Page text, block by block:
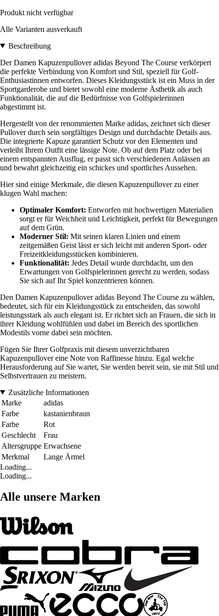
Produkt nicht verfügbar
Alle Varianten ausverkauft
Beschreibung
Der Damen Kapuzenpullover adidas Beyond The Course verkörpert
die perfekte Verbindung von Komfort und Stil, speziell für Golf-
Enthusiastinnen entworfen. Dieses Kleidungsstück ist ein Muss in der
Sportgarderobe und bietet sowohl eine moderne Ästhetik als auch
Funktionalität, die auf die Bedürfnisse von Golfspielerinnen
abgestimmt ist.
Hergestellt von der renommierten Marke adidas, zeichnet sich dieser
Pullover durch sein sorgfältiges Design und durchdachte Details aus.
Die integrierte Kapuze garantiert Schutz vor den Elementen und
verleiht Ihrem Outfit eine lässige Note. Ob auf dem Platz oder bei
einem entspannten Ausflug, er passt sich verschiedenen Anlässen an
und bewahrt gleichzeitig ein schickes und sportliches Aussehen.
Hier sind einige Merkmale, die diesen Kapuzenpullover zu einer
klugen Wahl machen:
Optimaler Komfort: Entworfen mit hochwertigen Materialien
sorgt er für Weichheit und Leichtigkeit, perfekt für Bewegungen
auf dem Grün.
Moderner Stil: Mit seinen klaren Linien und einem
zeitgemäßen Geist lässt er sich leicht mit anderen Sport- oder
Freizeitkleidungsstücken kombinieren.
Funktionalität: Jedes Detail wurde durchdacht, um den
Erwartungen von Golfspielerinnen gerecht zu werden, sodass
Sie sich auf Ihr Spiel konzentrieren können.
Den Damen Kapuzenpullover adidas Beyond The Course zu wählen,
bedeutet, sich für ein Kleidungsstück zu entscheiden, das sowohl
leistungsstark als auch elegant ist. Er richtet sich an Frauen, die sich in
ihrer Kleidung wohlfühlen und dabei im Bereich des sportlichen
Modestils vorne dabei sein möchten.
Fügen Sie Ihrer Golfpraxis mit diesem unverzichtbaren
Kapuzenpullover eine Note von Raffinesse hinzu. Egal welche
Herausforderung auf Sie wartet, Sie werden bereit sein, sie mit Stil und
Selbstvertrauen zu meistern.
Zusätzliche Informationen
Marke
adidas
Farbe
kastanienbraun
Farbe
Rot
Geschlecht
Frau
Altersgruppe Erwachsene
Merkmal
Lange Ärmel
Loading...
Loading...
Alle unsere Marken